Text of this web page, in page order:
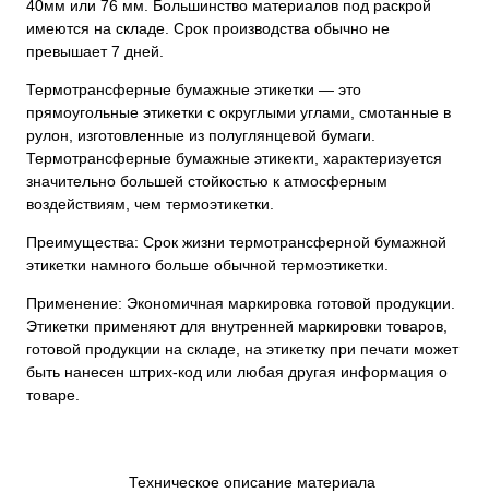
40мм или 76 мм. Большинство материалов под раскрой
имеются на складе. Срок производства обычно не
превышает 7 дней.
Термотрансферные бумажные этикетки — это
прямоугольные этикетки с округлыми углами, смотанные в
рулон, изготовленные из полуглянцевой бумаги.
Термотрансферные бумажные этикекти, характеризуется
значительно большей стойкостью к атмосферным
воздействиям, чем термоэтикетки.
Преимущества: Срок жизни термотрансферной бумажной
этикетки намного больше обычной термоэтикетки.
Применение: Экономичная маркировка готовой продукции.
Этикетки применяют для внутренней маркировки товаров,
готовой продукции на складе, на этикетку при печати может
быть нанесен штрих-код или любая другая информация о
товаре.
Техническое описание материала